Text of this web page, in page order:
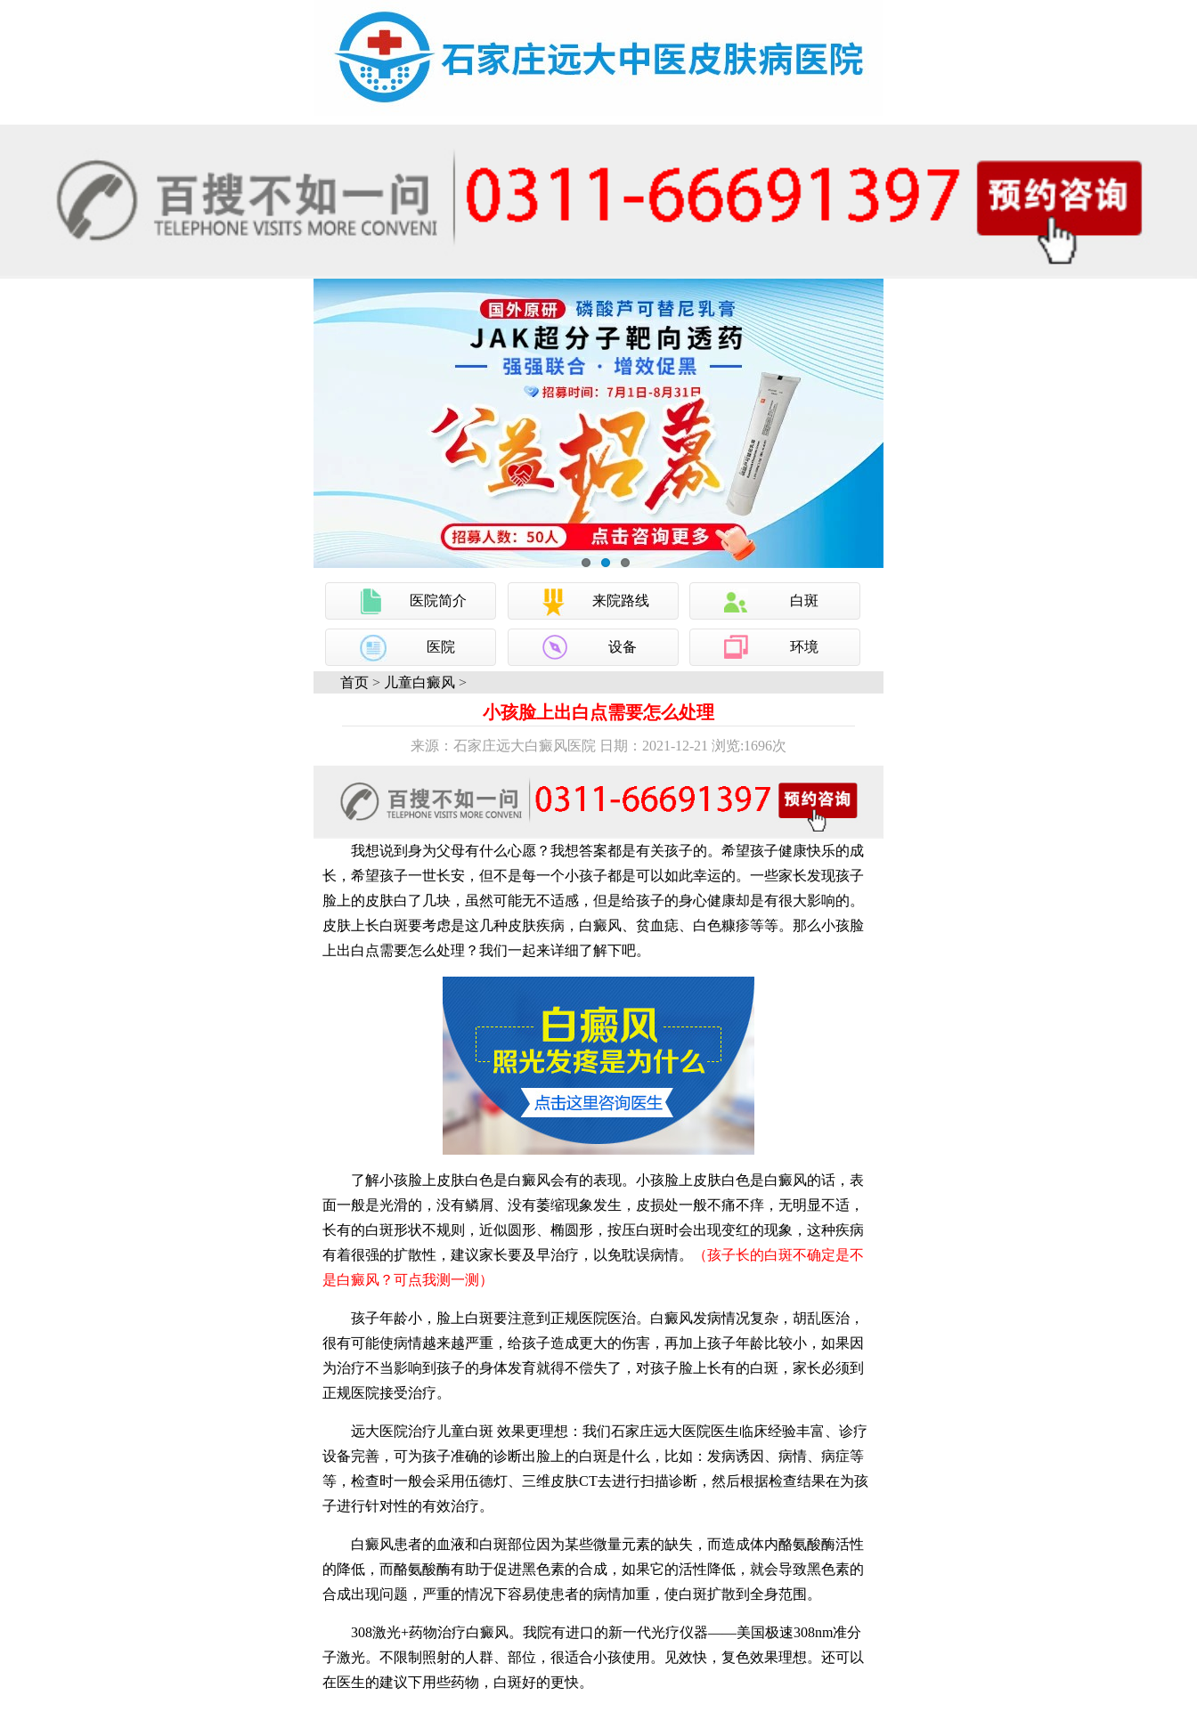
医院简介 来院路线 白斑
医院 设备 环境
首页 > 儿童白癜风 >
小孩脸上出白点需要怎么处理
来源：石家庄远大白癜风医院 日期：2021-12-21 浏览:1696次
我想说到身为父母有什么心愿？我想答案都是有关孩子的。希望孩子健康快乐的成
长，希望孩子一世长安，但不是每一个小孩子都是可以如此幸运的。一些家长发现孩子
脸上的皮肤白了几块，虽然可能无不适感，但是给孩子的身心健康却是有很大影响的。
皮肤上长白斑要考虑是这几种皮肤疾病，白癜风、贫血痣、白色糠疹等等。那么小孩脸
上出白点需要怎么处理？我们一起来详细了解下吧。
了解小孩脸上皮肤白色是白癜风会有的表现。小孩脸上皮肤白色是白癜风的话，表
面一般是光滑的，没有鳞屑、没有萎缩现象发生，皮损处一般不痛不痒，无明显不适，
长有的白斑形状不规则，近似圆形、椭圆形，按压白斑时会出现变红的现象，这种疾病
有着很强的扩散性，建议家长要及早治疗，以免耽误病情。
（孩子长的白斑不确定是不
是白癜风？可点我测一测）
孩子年龄小，脸上白斑要注意到正规医院医治。白癜风发病情况复杂，胡乱医治，
很有可能使病情越来越严重，给孩子造成更大的伤害，再加上孩子年龄比较小，如果因
为治疗不当影响到孩子的身体发育就得不偿失了，对孩子脸上长有的白斑，家长必须到
正规医院接受治疗。
远大医院治疗儿童白斑 效果更理想：我们石家庄远大医院医生临床经验丰富、诊疗
设备完善，可为孩子准确的诊断出脸上的白斑是什么，比如：发病诱因、病情、病症等
等，检查时一般会采用伍德灯、三维皮肤CT去进行扫描诊断，然后根据检查结果在为孩
子进行针对性的有效治疗。
白癜风患者的血液和白斑部位因为某些微量元素的缺失，而造成体内酪氨酸酶活性
的降低，而酪氨酸酶有助于促进黑色素的合成，如果它的活性降低，就会导致黑色素的
合成出现问题，严重的情况下容易使患者的病情加重，使白斑扩散到全身范围。
308激光+药物治疗白癜风。我院有进口的新一代光疗仪器——美国极速308nm准分
子激光。不限制照射的人群、部位，很适合小孩使用。见效快，复色效果理想。还可以
在医生的建议下用些药物，白斑好的更快。